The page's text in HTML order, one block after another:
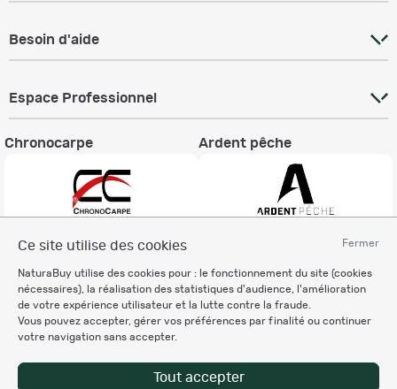
Fermer
Ce site utilise des cookies
NaturaBuy utilise des cookies pour : le fonctionnement du site (cookies
nécessaires), la réalisation des statistiques d'audience, l'amélioration
de votre expérience utilisateur et la lutte contre la fraude.
Vous pouvez accepter, gérer vos préférences par finalité ou continuer
votre navigation sans accepter.
Tout accepter
Besoin d'aide
Espace Professionnel
Chronocarpe Ardent pêche
Charte éthique
Mentions légales
Règlement & Conditions d'utilisation
Politique de protection
des données personnelles
Personnalisation des cookies